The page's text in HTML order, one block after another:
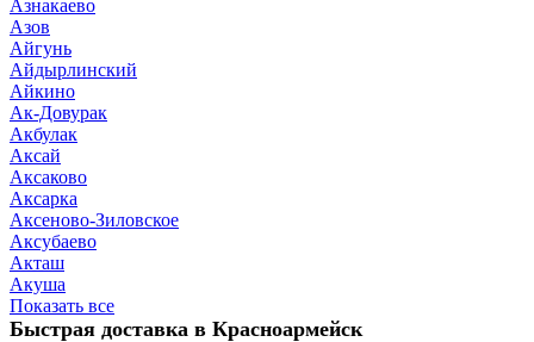
Азнакаево
Азов
Айгунь
Айдырлинский
Айкино
Ак-Довурак
Акбулак
Аксай
Аксаково
Аксарка
Аксеново-Зиловское
Аксубаево
Акташ
Акуша
Показать все
Быстрая доставка в Красноармейск